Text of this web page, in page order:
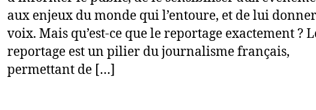
aux enjeux du monde qui l’entoure, et de lui
voix. Mais qu’est-ce que le reportage exactement ?
reportage est un pilier du journalisme français,
permettant de […]